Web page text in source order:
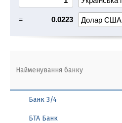
= 0.0223
Найменування банку
Банк 3/4
БТА Банк